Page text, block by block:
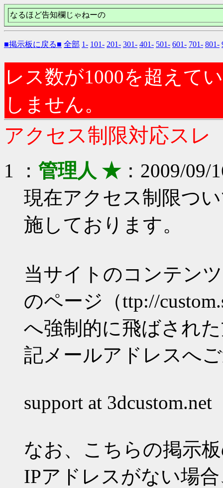
なるほど告知欄じゃねーの
■掲示板に戻る■ 全部 1- 101- 201- 301- 401- 501- 601- 701- 801-
レス数が1000を超えて
しません。
アクセス制限対応スレ
1 ： 管理人 ★：2009/09/
現在アクセス制限つ
施しております。
当サイトのコンテン
のページ（ttp://
へ強制的に飛ばされ
記メールアドレスへ
support at 3dcustom.net
なお、こちらの掲示
IPアドレスがない場